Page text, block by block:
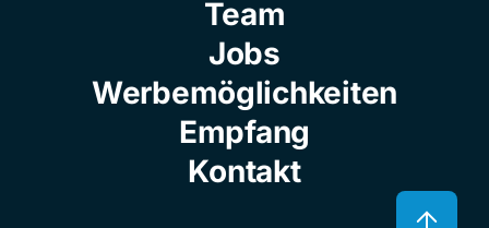
Team
Jobs
Werbemöglichkeiten
Empfang
Kontakt